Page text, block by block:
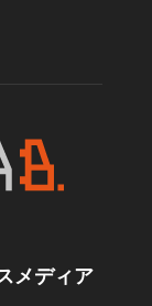
メディア